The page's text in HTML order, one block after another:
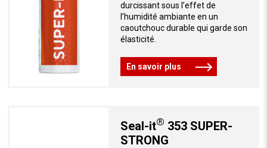
durcissant sous l’effet de
l’humidité ambiante en un
caoutchouc durable qui garde son
élasticité.
En savoir plus
Seal-it® 353 SUPER-
STRONG